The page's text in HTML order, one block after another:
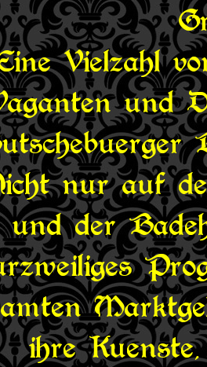
Vielzahl
und
nur auf
und der
ihre